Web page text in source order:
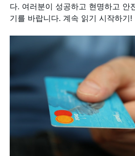
다. 여러분이 성공하고 현명하고 안
기를 바랍니다. 계속 읽기 시작하기!